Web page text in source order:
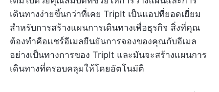
เดินทางง่ายขึ้นกว่าที่เคย TripIt เป็นแอปที่ยอดเยี่ยม
สำหรับการสร้างแผนการเดินทางเพื่อธุรกิจ สิ่งที่คุณ
ต้องทำคือแชร์อีเมลยืนยันการจองของคุณกับอีเมล
อย่างเป็นทางการของ TripIt และมันจะสร้างแผนการ
เดินทางที่ครอบคลุมให้โดยอัตโนมัติ